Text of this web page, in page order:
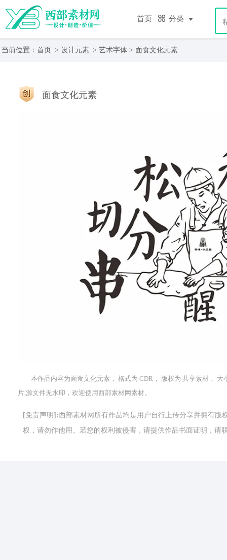
首页 分类
当前位置： 首页 > 设计元素 > 艺术字体 > 面食文化元素
面食文化元素
本作品内容为面食文化元素， 格式为 CDR， 版权为 共享素材，
片,源文件无水印，欢迎使用西部素材网素材。
[免责声明]:西部素材网所有作品均是用户自行上传分享并拥有版
权，请勿作他用。若您的权利被侵害，请提供作品书面证明，请